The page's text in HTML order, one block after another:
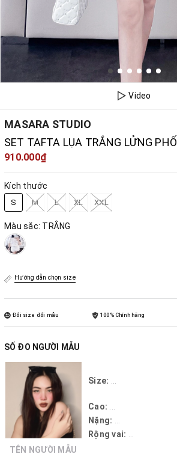
Video
MASARA STUDIO
SET TAFTA LỤA TRẮNG LỬNG
910.000₫
Kích thước
S M L XL XXL
Màu sắc: TRẮNG
Hướng dẫn chọn size
Đổi size đổi mẫu 100% Chính hãng
SỐ ĐO NGƯỜI MẪU
TÊN NGƯỜI MẪU
Size:
Cao:
Nặng:
Rộng vai: